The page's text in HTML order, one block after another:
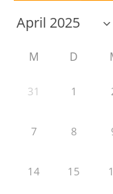
M D
31 1
7 8
14 15